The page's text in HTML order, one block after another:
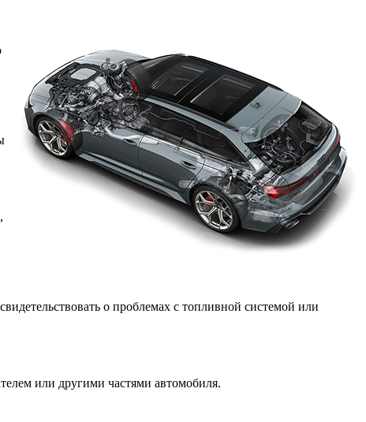
о проблемах с топливной системой или
или другими частями автомобиля.